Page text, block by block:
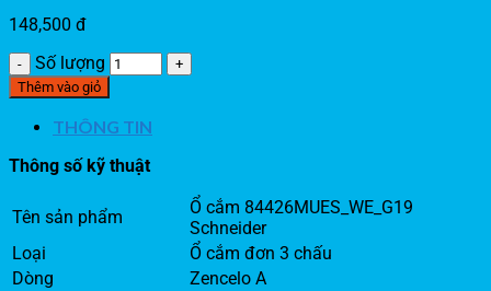
148,500 đ
Số lượng
Thêm vào giỏ
THÔNG TIN
Thông số kỹ thuật
Tên sản phẩm
Ổ cắm 84426MUES_WE_G19
Schneider
Loại
Ổ cắm đơn 3 chấu
Dòng
Zencelo A